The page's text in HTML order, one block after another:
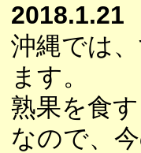
2018.1.21
沖縄では
ます。
熟果を食
なので、